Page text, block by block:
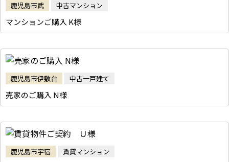
鹿児島市武 中古マンション
マンションご購入 K様
鹿児島市伊敷台 中古一戸建て
売家のご購入 N様
鹿児島市宇宿 賃貸マンション